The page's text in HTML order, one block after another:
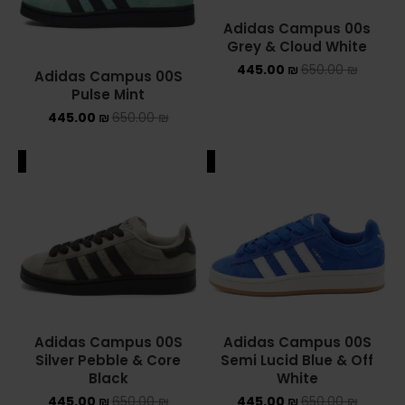
Adidas Campus 00s
Grey & Cloud White
650.00₪
445.00 ₪
Adidas Campus 00S
Pulse Mint
650.00₪
445.00 ₪
Adidas Campus 00S
Semi Lucid Blue & Off
White
Adidas Campus 00S
Silver Pebble & Core
Black